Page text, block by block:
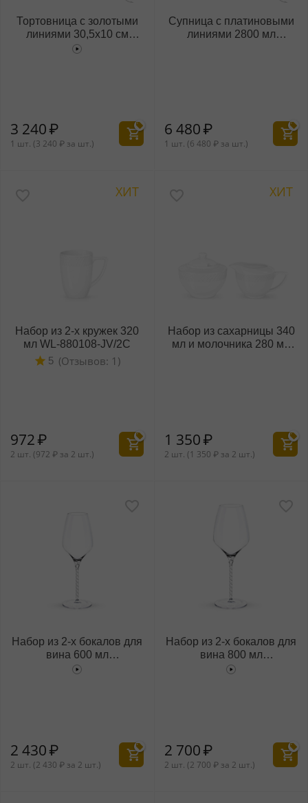
Тортовница с золотыми
линиями 30,5x10 см
WL‑880.102.704/A
3 240₽
1 шт. (3 240 ₽ за шт.)
Супница с платиновыми
линиями 2800 мл
6 480₽
1 шт. (6 480 ₽ за шт.)
ХИТ
Набор из 2-х кружек 320
мл WL‑880108‑JV/2C
(Отзывов: 1)
5
972₽
2 шт. (972 ₽ за 2 шт.)
ХИТ
Набор из сахарницы 340
мл и молочника 280 мл
1 350₽
2 шт. (1 350 ₽ за 2 шт.)
Набор из 2-х бокалов для
вина 600 мл
WL‑888101/2C
2 430₽
2 шт. (2 430 ₽ за 2 шт.)
Набор из 2-х бокалов для
вина 800 мл
WL‑888102/2C
2 700₽
2 шт. (2 700 ₽ за 2 шт.)